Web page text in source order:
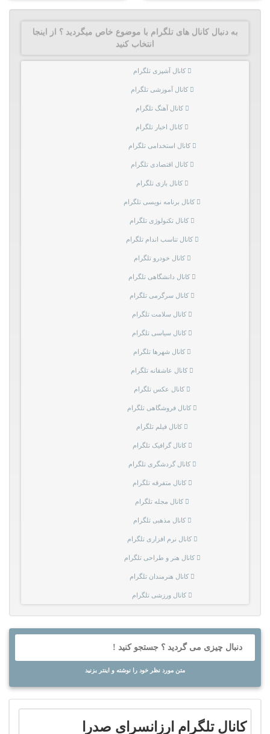
به دنبال کانال های تلگرام با موضوع خاص میگردید ؟ از اینجا
انتخاب کنید
کانال آشپزی تلگرام
کانال آموزشی تلگرام
کانال آهنگ تلگرام
کانال اخبار تلگرام
کانال استخدامی تلگرام
کانال اقتصادی تلگرام
کانال بازی تلگرام
کانال برنامه نویسی تلگرام
کانال تکنولوژی تلگرام
کانال تناسب اندام تلگرام
کانال خودرو تلگرام
کانال دانشگاهی تلگرام
کانال سرگرمی تلگرام
کانال سلامت تلگرام
کانال سیاسی تلگرام
کانال شهرها تلگرام
کانال عاشقانه تلگرام
کانال عکس تلگرام
کانال فروشگاهی تلگرام
کانال فیلم تلگرام
کانال گرافیک تلگرام
کانال گردشگری تلگرام
کانال متفرقه تلگرام
کانال مجله تلگرام
کانال مذهبی تلگرام
کانال نرم افزاری تلگرام
کانال هنر و طراحی تلگرام
کانال هنرمندان تلگرام
کانال ورزشی تلگرام
متن مورد نظر خود را نوشته و اینتر بزنید
کانال تلگرام ارزانسرای صدرا